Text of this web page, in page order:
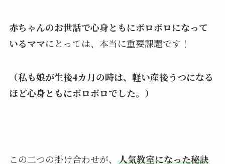
赤ちゃんのお世話で心身ともにボロボロになって
いるママにとっては、本当に重要課題です！
（私も娘が生後4カ月の時は、軽い産後うつになる
ほど心身ともにボロボロでした。）
この二つの掛け合わせが、 人気教室になった秘訣